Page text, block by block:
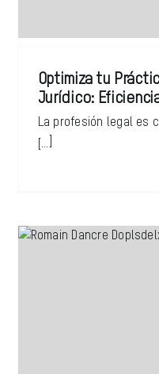
Optimiza tu
Jurídico:
La profesión legal es
[...]